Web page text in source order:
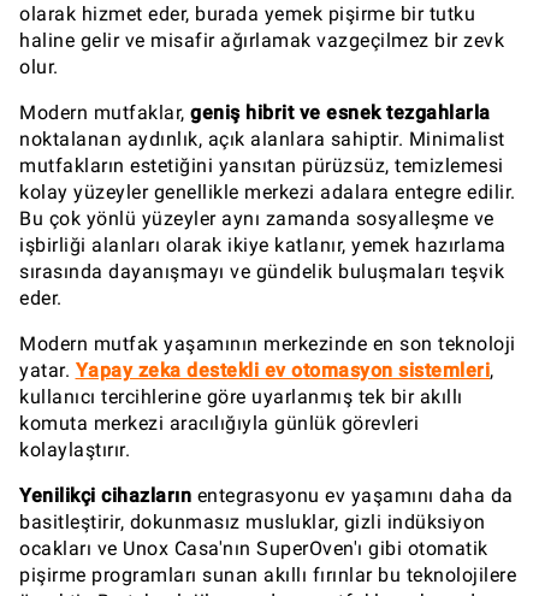
olarak hizmet eder, burada yemek pişirme bir tutku
haline gelir ve misafir ağırlamak vazgeçilmez bir zevk
olur.
Modern mutfaklar, geniş hibrit ve esnek tezgahlarla
noktalanan aydınlık, açık alanlara sahiptir. Minimalist
mutfakların estetiğini yansıtan pürüzsüz, temizlemesi
kolay yüzeyler genellikle merkezi adalara entegre edilir.
Bu çok yönlü yüzeyler aynı zamanda sosyalleşme ve
işbirliği alanları olarak ikiye katlanır, yemek hazırlama
sırasında dayanışmayı ve gündelik buluşmaları teşvik
eder.
Modern mutfak yaşamının merkezinde en son teknoloji
yatar. Yapay zeka destekli ev otomasyon sistemleri,
kullanıcı tercihlerine göre uyarlanmış tek bir akıllı
komuta merkezi aracılığıyla günlük görevleri
kolaylaştırır.
Yenilikçi cihazların entegrasyonu ev yaşamını daha da
basitleştirir, dokunmasız musluklar, gizli indüksiyon
ocakları ve Unox Casa'nın SuperOven'ı gibi otomatik
pişirme programları sunan akıllı fırınlar bu teknolojilere